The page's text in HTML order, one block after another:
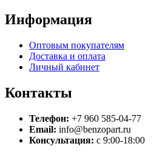
Информация
Оптовым покупателям
Доставка и оплата
Личный кабинет
Контакты
Телефон: +7 960 585-04-77
Email: info@benzopart.ru
Консультация: с 9:00-18:00